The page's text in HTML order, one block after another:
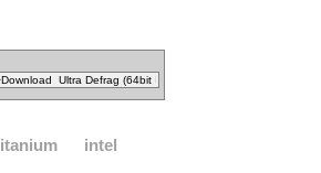
itanium intel